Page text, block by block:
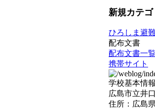
新規カテゴ
ひろしま避
配布文書
配布文書一
携帯サイト
学校基本情
広島市立井
住所：広島